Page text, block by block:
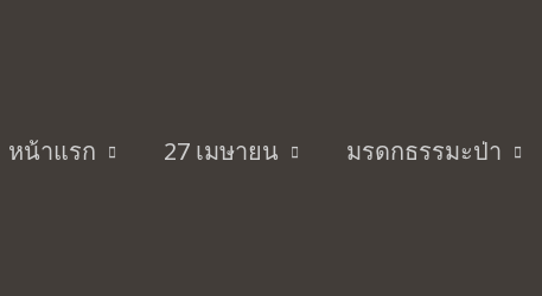
หน้าแรก 27 เมษายน มรดกธรรมะป่า
ะศิษย์ หลวงตาพระมหาบัว ญาณสัมปัน